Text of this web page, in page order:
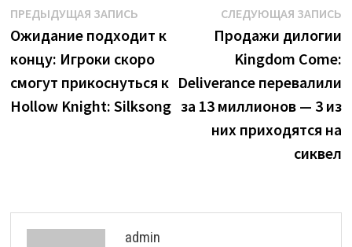
Навигация
по
записям
ПРЕДЫДУЩАЯ ЗАПИСЬПредыдущая
запись:
Ожидание подходит к
концу: Игроки скоро
смогут прикоснуться к
Hollow Knight: Silksong
СЛЕДУЮЩАЯ ЗАПИСЬ
Продажи дилогии
Kingdom Come:
Deliverance перевалили
за 13 миллионов — 3 из
них приходятся на
сиквел
admin